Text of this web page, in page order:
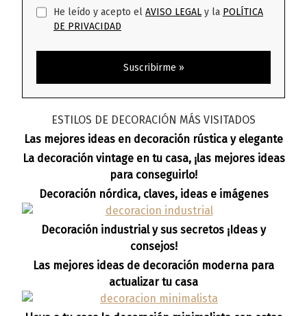
He leído y acepto el AVISO LEGAL y la POLÍTICA
DE PRIVACIDAD
ESTILOS DE DECORACIÓN MÁS VISITADOS
Las mejores ideas en decoración rústica y elegante
La decoración vintage en tu casa, ¡las mejores ideas
para conseguirlo!
Decoración nórdica, claves, ideas e imágenes
Decoración industrial y sus secretos ¡Ideas y
consejos!
Las mejores ideas de decoración moderna para
actualizar tu casa